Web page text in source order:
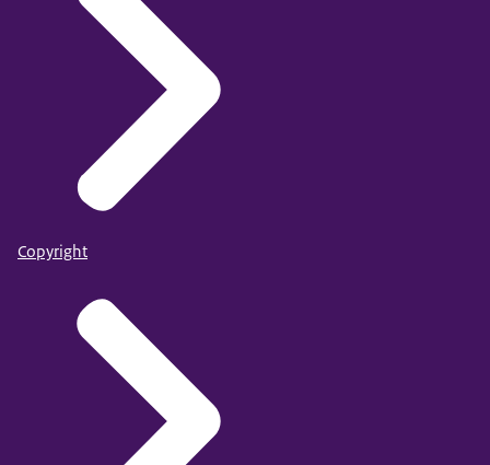
Copyright